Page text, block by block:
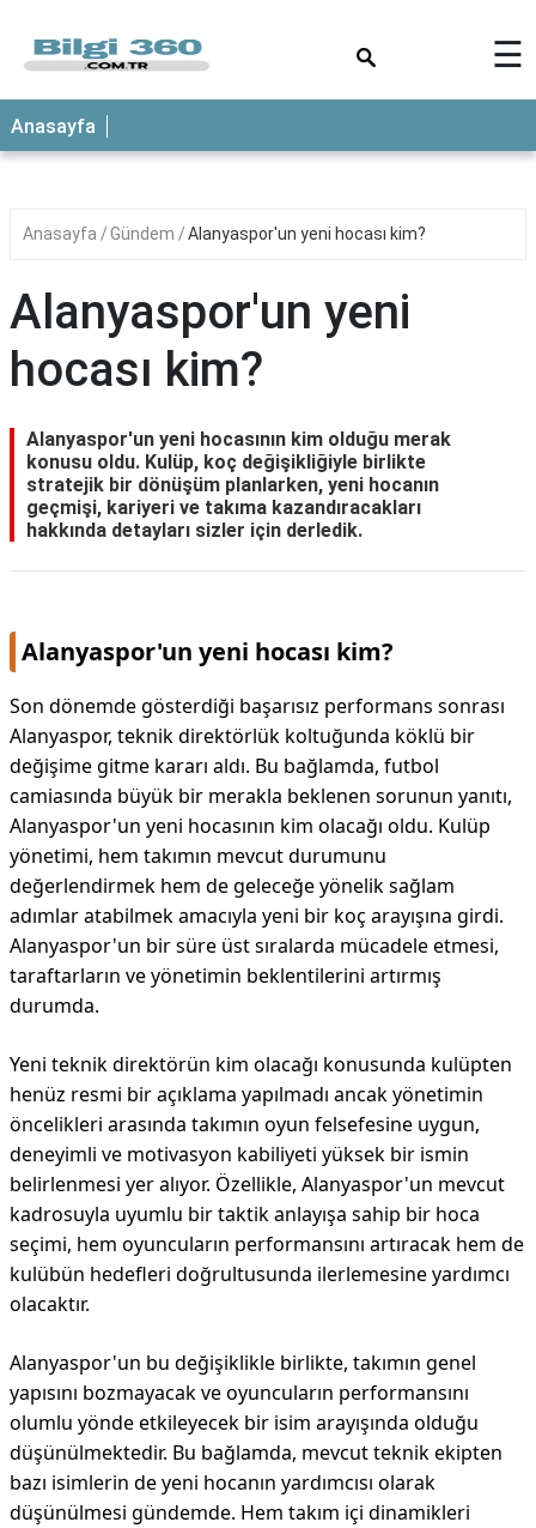
ANASAYFA
☰
Anasayfa
Anasayfa Gündem Alanyaspor'un yeni hocası kim?
Alanyaspor'un yeni
hocası kim?
Alanyaspor'un yeni hocasının kim olduğu merak
konusu oldu. Kulüp, koç değişikliğiyle birlikte
stratejik bir dönüşüm planlarken, yeni hocanın
geçmişi, kariyeri ve takıma kazandıracakları
hakkında detayları sizler için derledik.
Alanyaspor'un yeni hocası kim?
Son dönemde gösterdiği başarısız performans sonrası
Alanyaspor, teknik direktörlük koltuğunda köklü bir
değişime gitme kararı aldı. Bu bağlamda, futbol
camiasında büyük bir merakla beklenen sorunun yanıtı,
Alanyaspor'un yeni hocasının kim olacağı oldu. Kulüp
yönetimi, hem takımın mevcut durumunu
değerlendirmek hem de geleceğe yönelik sağlam
adımlar atabilmek amacıyla yeni bir koç arayışına girdi.
Alanyaspor'un bir süre üst sıralarda mücadele etmesi,
taraftarların ve yönetimin beklentilerini artırmış
durumda.
Yeni teknik direktörün kim olacağı konusunda kulüpten
henüz resmi bir açıklama yapılmadı ancak yönetimin
öncelikleri arasında takımın oyun felsefesine uygun,
deneyimli ve motivasyon kabiliyeti yüksek bir ismin
belirlenmesi yer alıyor. Özellikle, Alanyaspor'un mevcut
kadrosuyla uyumlu bir taktik anlayışa sahip bir hoca
seçimi, hem oyuncuların performansını artıracak hem de
kulübün hedefleri doğrultusunda ilerlemesine yardımcı
olacaktır.
Alanyaspor'un bu değişiklikle birlikte, takımın genel
yapısını bozmayacak ve oyuncuların performansını
olumlu yönde etkileyecek bir isim arayışında olduğu
düşünülmektedir. Bu bağlamda, mevcut teknik ekipten
bazı isimlerin de yeni hocanın yardımcısı olarak
düşünülmesi gündemde. Hem takım içi dinamikleri